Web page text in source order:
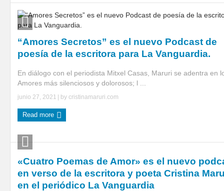
“Amores Secretos” es el nuevo Podcast de
poesía de la escritora para La Vanguardia.
En diálogo con el periodista Mitxel Casas, Maruri se adentra en
Amores más silenciosos y dolorosos; l ...
junio 27, 2021 | by cristinamaruri.com
Read more
«Cuatro Poemas de Amor» es el nuevo
en verso de la escritora y poeta Cristina
en el periódico La Vanguardia